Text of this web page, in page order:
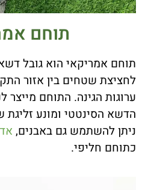
תוחם
תוחם אמריקאי הוא גובל
לחציצת שטחים בין אזור
ערוגות הגינה. התוחם מייצר
הדשא הסינטטי ומונע
ניתן להשתמש גם באבנים,
כתוחם חליפי.